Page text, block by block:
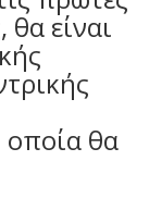
είναι
οποία θα